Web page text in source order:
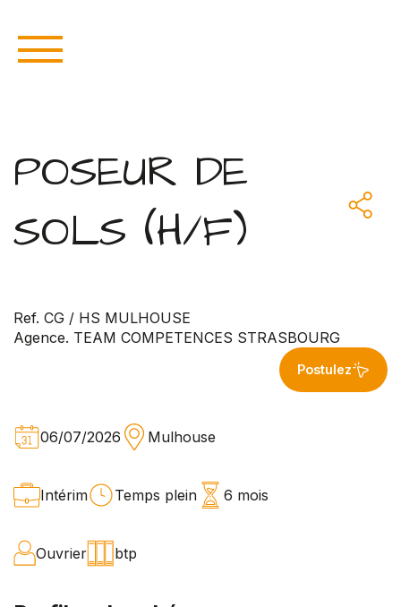
POSEUR DE
SOLS (H/F)
Ref. CG / HS MULHOUSE
Agence. TEAM COMPETENCES STRASBOURG
Postulez
06/07/2026 Mulhouse
Intérim Temps plein 6 mois
Ouvrier btp